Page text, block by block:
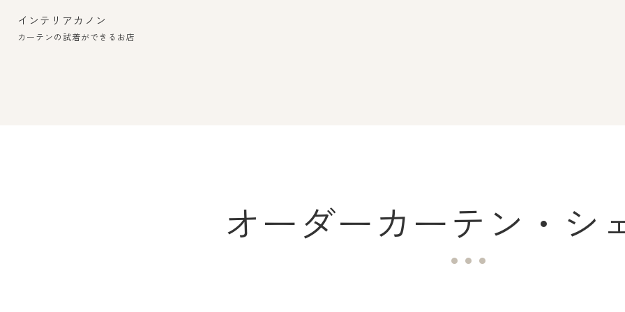
インテリアカノン
カーテンの試着ができるお店
オーダーカーテン・シ